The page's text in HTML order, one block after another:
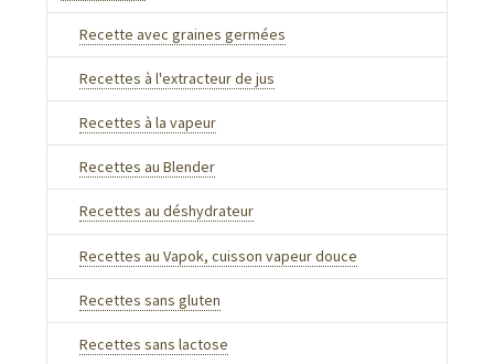
Recette avec graines germées
Recettes à l'extracteur de jus
Recettes à la vapeur
Recettes au Blender
Recettes au déshydrateur
Recettes au Vapok, cuisson vapeur douce
Recettes sans gluten
Recettes sans lactose